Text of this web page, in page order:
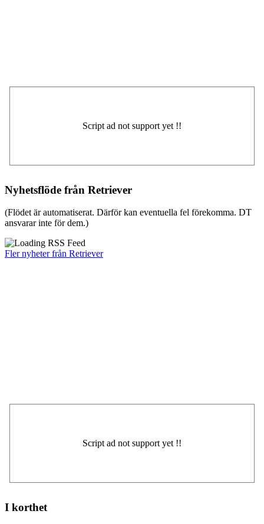
Nyhetsflöde från Retriever
(Flödet är automatiserat. Därför kan eventuella fel förekomma. DT
ansvarar inte för dem.)
Fler nyheter från Retriever
I korthet